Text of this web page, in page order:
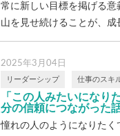
常に新しい目標を掲げる意
山を見せ続けることが、成
にな […]
2025年3月04日
リーダーシップ 仕事のスキ
「この人みたいになり
分の信頼につながった
憧れの人のようになりたく